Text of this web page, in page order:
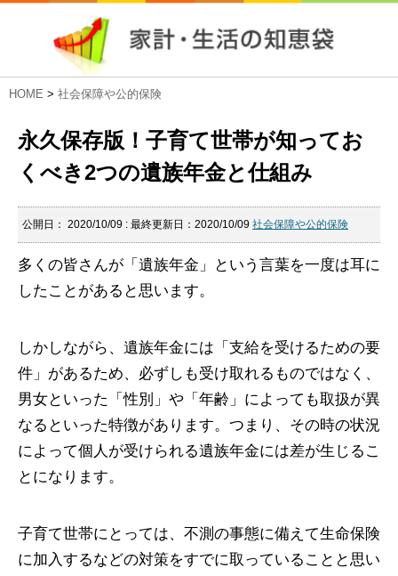
HOME > 社会保障や公的保険
永久保存版！子育て世帯が知ってお
くべき2つの遺族年金と仕組み
公開日： 2020/10/09 : 最終更新日：2020/10/09 社会保障や公的保険
多くの皆さんが「遺族年金」という言葉を一度は耳に
したことがあると思います。
しかしながら、遺族年金には「支給を受けるための要
件」があるため、必ずしも受け取れるものではなく、
男女といった「性別」や「年齢」によっても取扱が異
なるといった特徴があります。つまり、その時の状況
によって個人が受けられる遺族年金には差が生じるこ
とになります。
子育て世帯にとっては、不測の事態に備えて生命保険
に加入するなどの対策をすでに取っていることと思い